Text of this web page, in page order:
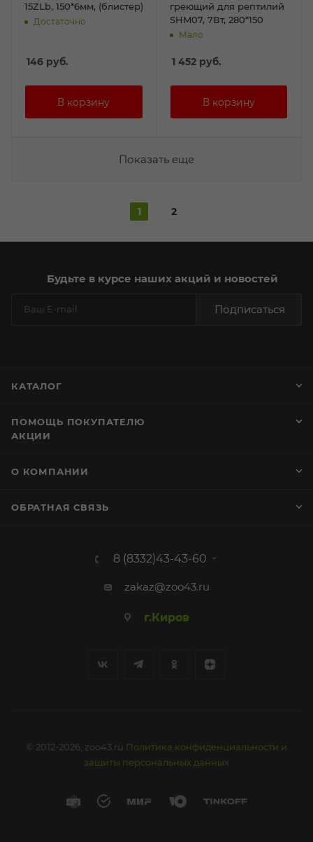
15ZLb, 150*6мм, (блистер)
Достаточно
146 руб.
греющий для рептилий
SHM07, 7Вт, 280*150
Мало
1 452руб.
Показать еще
1 2
Будьте в курсе наших акций и новостей
Подписаться
КАТАЛОГ
ПОМОЩЬ ПОКУПАТЕЛЮ
АКЦИИ
О КОМПАНИИ
ОБРАТНАЯ СВЯЗЬ
8 (8332)43-43-60
zakaz@zoo43.ru
г.Киров
© 2012-2026, zoo43.ru Политика конфиденциальности и
защиты персональных данных